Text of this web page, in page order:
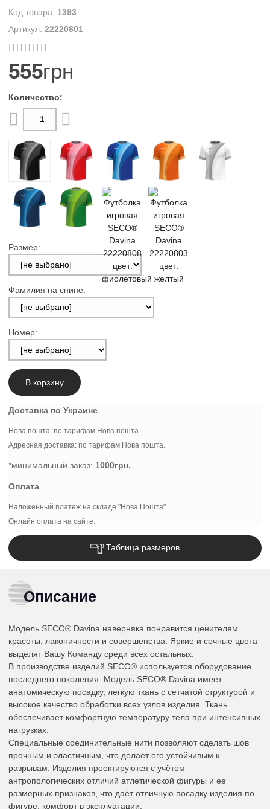
1393
22220801


555грн
Размер:
Фамилия на спине:
Номер:
В корзину
Доставка по Украине
Нова пошта: по тарифам Нова пошта.
Адресная доставка: по тарифам Нова пошта.
*минимальный заказ: 1000грн.
Оплата
Наложенный платеж на складе "Нова Пошта"
Онлайн оплата на сайте:
Таблица размеров
Описание
Модель SECO® Davina наверняка понравится ценителям
красоты, лаконичности и совершенства. Яркие и сочные цвета
выделят Вашу Команду среди всех остальных.
В производстве изделий SECO® используется оборудование
последнего поколения. Модель SECO® Davina имеет
анатомическую посадку, легкую ткань с сетчатой структурой и
высокое качество обработки всех узлов изделия. Ткань
обеспечивает комфортную температуру тела при интенсивных
нагрузках.
Специальные соединительные нити позволяют сделать шов
прочным и эластичным, что делает его устойчивым к
разрывам. Изделия проектируются с учётом
антропологических отличий атлетической фигуры и ее
размерных признаков, что даёт отличную посадку изделия по
фигуре, комфорт в эксплуатации.